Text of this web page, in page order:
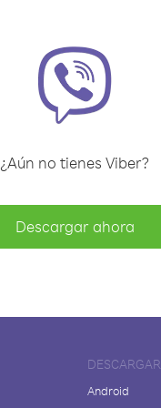
¿Aún no tienes Viber?
Descargar ahora
DESCARGAR
Android